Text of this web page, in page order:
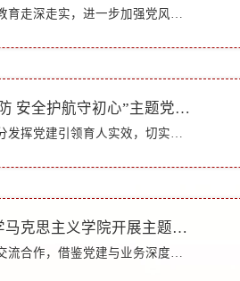
为推进树立和践行正确政绩观学习教育走深走实，进一步加强党风廉政建设，厚植廉洁文化根基，引导党员干部严守纪律规矩、筑牢思想防线，5月20日，财务处党支部在会议室组织开展“吾爱廉·筑牢廉洁防线”主题党日活...
数学学院开展“党建引领学消防 安全护航守初心”主题党团日活动
为深入推进校园安全文化建设，充分发挥党建引领育人实效，切实提升青年学子消防安全意识与应急处置能力，5月16日上午，数学学院学生第一、第二党支部联合“一数光”志愿服务驿站，共同开展“党建引领学消防 安全...
马克思主义学院联合燕山大学马克思主义学院开展主题党日活动
为加强基层党支部建设，深化高校交流合作，借鉴党建与业务深度融合的先进经验，5月13日，马克思主义学院党委书记郭百灵、教师第一党支部纪检委员孙宝华、教师第二党支部书记张纪昌、学生党支部书记王雅文一行四人...